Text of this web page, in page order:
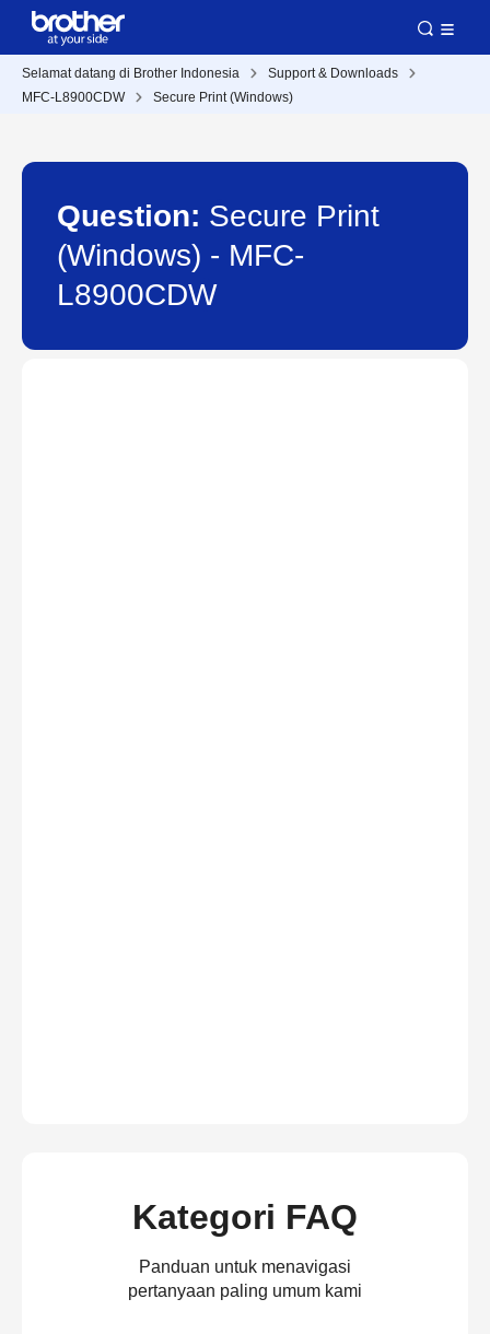
Selamat datang di Brother Indonesia
Support & Downloads
MFC-L8900CDW
Secure Print (Windows)
Question: Secure Print
(Windows) - MFC-
L8900CDW
Kategori FAQ
Panduan untuk menavigasi
pertanyaan paling umum kami